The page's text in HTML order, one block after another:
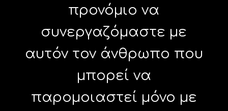
προνόμιο να
συνεργαζόμαστε με
αυτόν τον άνθρωπο που
μπορεί να
παρομοιαστεί μόνο με